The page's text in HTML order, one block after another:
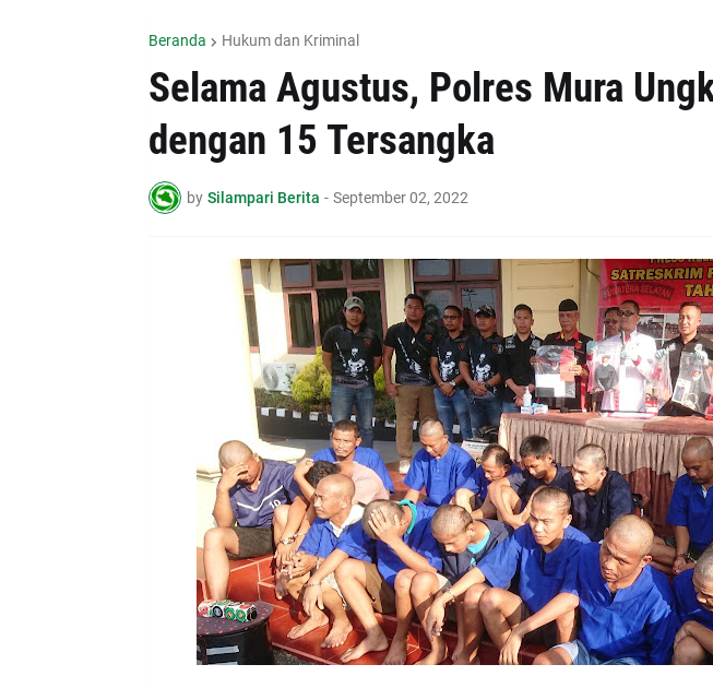
Beranda Hukum dan Kriminal
Selama Agustus, Polres Mura
dengan 15 Tersangka
by Silampari Berita - September 02, 2022